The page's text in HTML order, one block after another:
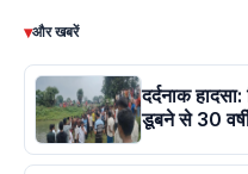
▾और खबरें
दर्दनाक
डूबने से 30